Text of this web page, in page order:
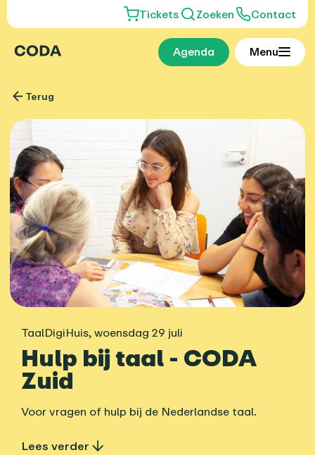
Tickets Zoeken Contact
Agenda Menu
Terug
TaalDigiHuis,woensdag 29 juli
Hulp bij taal - CODA
Zuid
Voor vragen of hulp bij de Nederlandse taal.
Lees verder